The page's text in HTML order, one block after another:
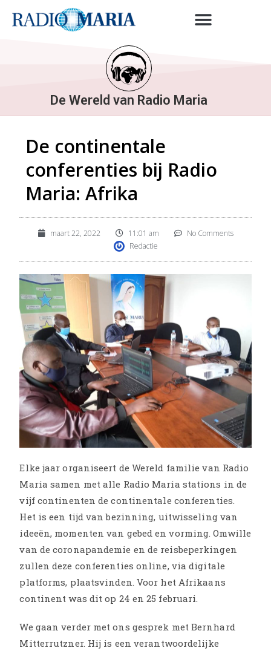
De Wereld van Radio Maria
De continentale
conferenties bij Radio
Maria: Afrika
maart 22, 2022 11:01 am
No Comments
Redactie
Elke jaar organiseert de Wereld familie van Radio
Maria samen met alle Radio Maria stations in de
vijf continenten de continentale conferenties.
Het is een tijd van bezinning, uitwisseling van
ideeën, momenten van gebed en vorming. Omwille
van de coronapandemie en de reisbeperkingen
zullen deze conferenties online, via digitale
platforms, plaatsvinden. Voor het Afrikaans
continent was dit op 24 en 25 februari.
We gaan verder met ons gesprek met Bernhard
Mitterrutzner. Hij is een verantwoordelijke